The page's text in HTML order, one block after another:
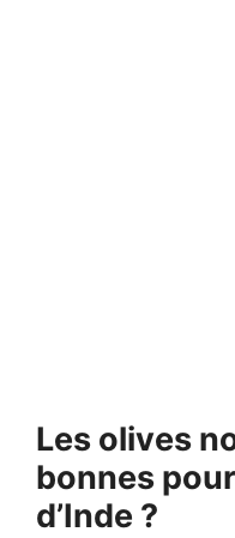
Les olives
bonnes
d’Inde ?